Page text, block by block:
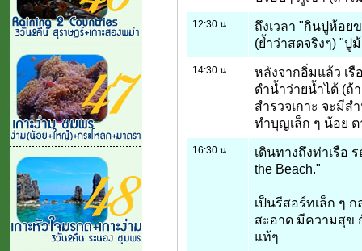
12:30 น.
ถึงเวลา "กินปูห้อย
(ย้ำว่าสดจริงๆ) "ปู
14:30 น.
หลังจากอิ่มแล้ว เรื
ดำน้ำว่ายน้ำได้ (ถ้
สำรวจเกาะ จะมี
ทำบุญเล็ก ๆ น้อย ต
16:30 น.
เดินทางถึงท่าเรือ
the Beach."
เป็นรีสอร์ทเล็ก ๆ
สะอาด มีความสุข
แท้ๆ